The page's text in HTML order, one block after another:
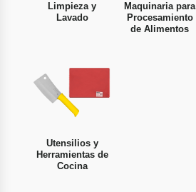
Limpieza y
Lavado
Maquinaria para
Procesamiento
de Alimentos
Utensilios y
Herramientas de
Cocina